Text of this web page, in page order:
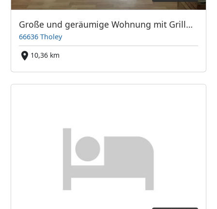
Große und geräumige Wohnung mit Grillmöglichkeit in Theley
66636 Tholey
10,36 km